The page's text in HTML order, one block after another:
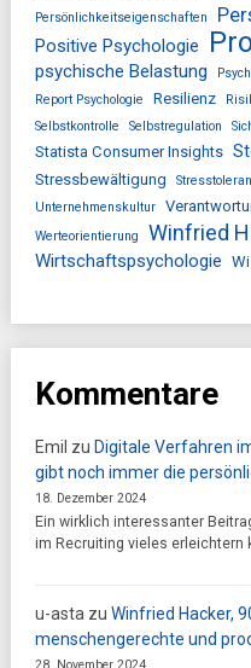
Persönlichkeitseigenschaften
Positive Psychologie
psychische Belastung
Report Psychologie Resilienz
Selbstkontrolle
Selbstregulation
Statista Consumer Insights
Stressbewältigung
Unternehmenskultur
Werteorientierung Winfried
Wirtschaftspsychologie
Kommentare
Emil zu Digitale Verfahren
gibt noch immer die
18. Dezember 2024
Ein wirklich interessanter
im Recruiting vieles erleichtern
u-asta zu Winfried Hacker,
menschengerechte und
28. November 2024